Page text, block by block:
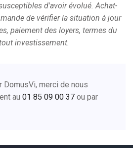
d'avoir évolué. Achat-
de vérifier la situation à jour
paiement des loyers, termes du
investissement.
DomusVi, merci de nous
au 01 85 09 00 37 ou par